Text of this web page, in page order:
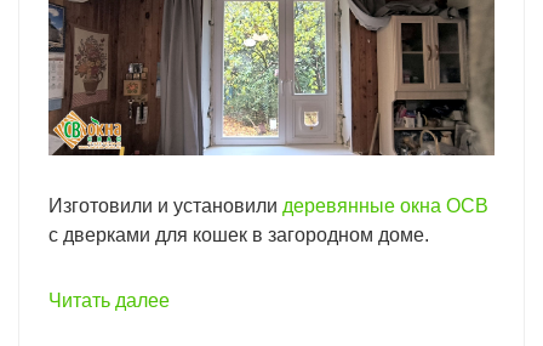
Изготовили и установили деревянные окна ОСВ
с дверками для кошек в загородном доме.
Читать далее